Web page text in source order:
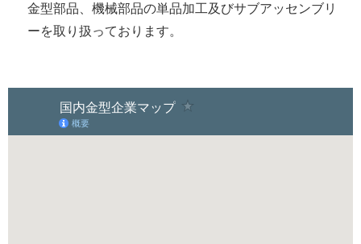
金型部品、機械部品の単品加工及びサブアッセンブリ
ーを取り扱っております。